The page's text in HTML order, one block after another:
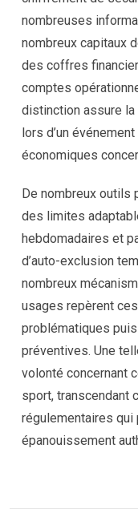
nombreuses
nombreux capitaux
des coffres
comptes
distinction assure
lors d’un
économiques
De nombreux outils
des limites
hebdomadaires et
d’auto-exclusion
nombreux
usages repèrent
problématiques
préventives. Une
volonté concernant
sport, transcendant
régulementaires
épanouissement